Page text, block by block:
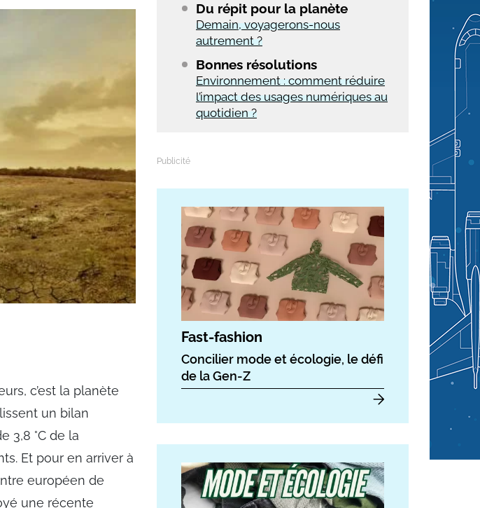
c’est la planète
un bilan
3,8 °C de la
Et pour en arriver à
européen de
une récente
Du répit pour la planète
Demain, voyagerons-nous
autrement ?
Bonnes résolutions
Environnement : comment réduire
l’impact des usages numériques au
quotidien ?
Fast-fashion
Concilier mode et écologie, le défi
de la Gen-Z